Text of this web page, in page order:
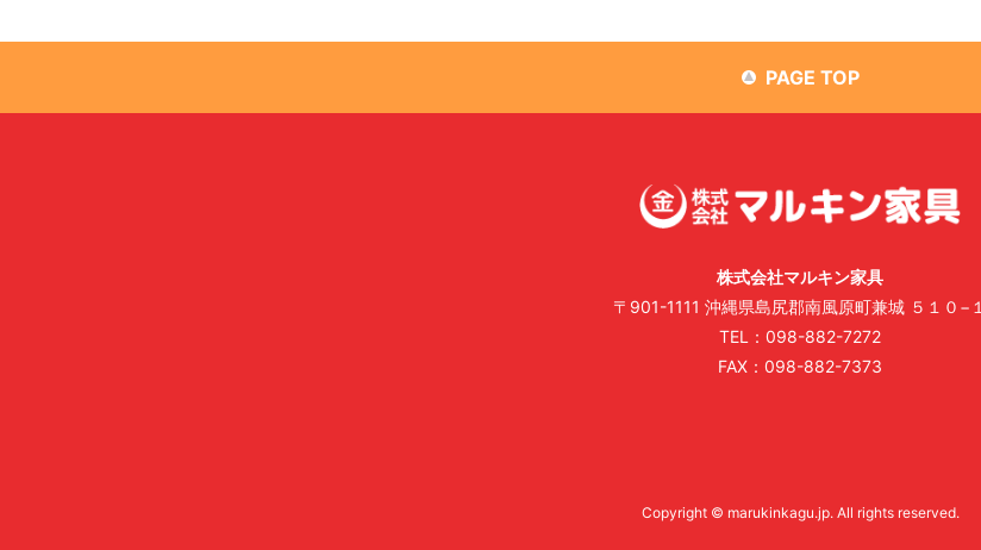
PAGE TOP
株式会社マルキン家具
〒901-1111 沖縄県島尻郡南風原町兼城 ５１０−１
TEL：098-882-7272
FAX：098-882-7373
Copyright © marukinkagu.jp. All rights reserved.